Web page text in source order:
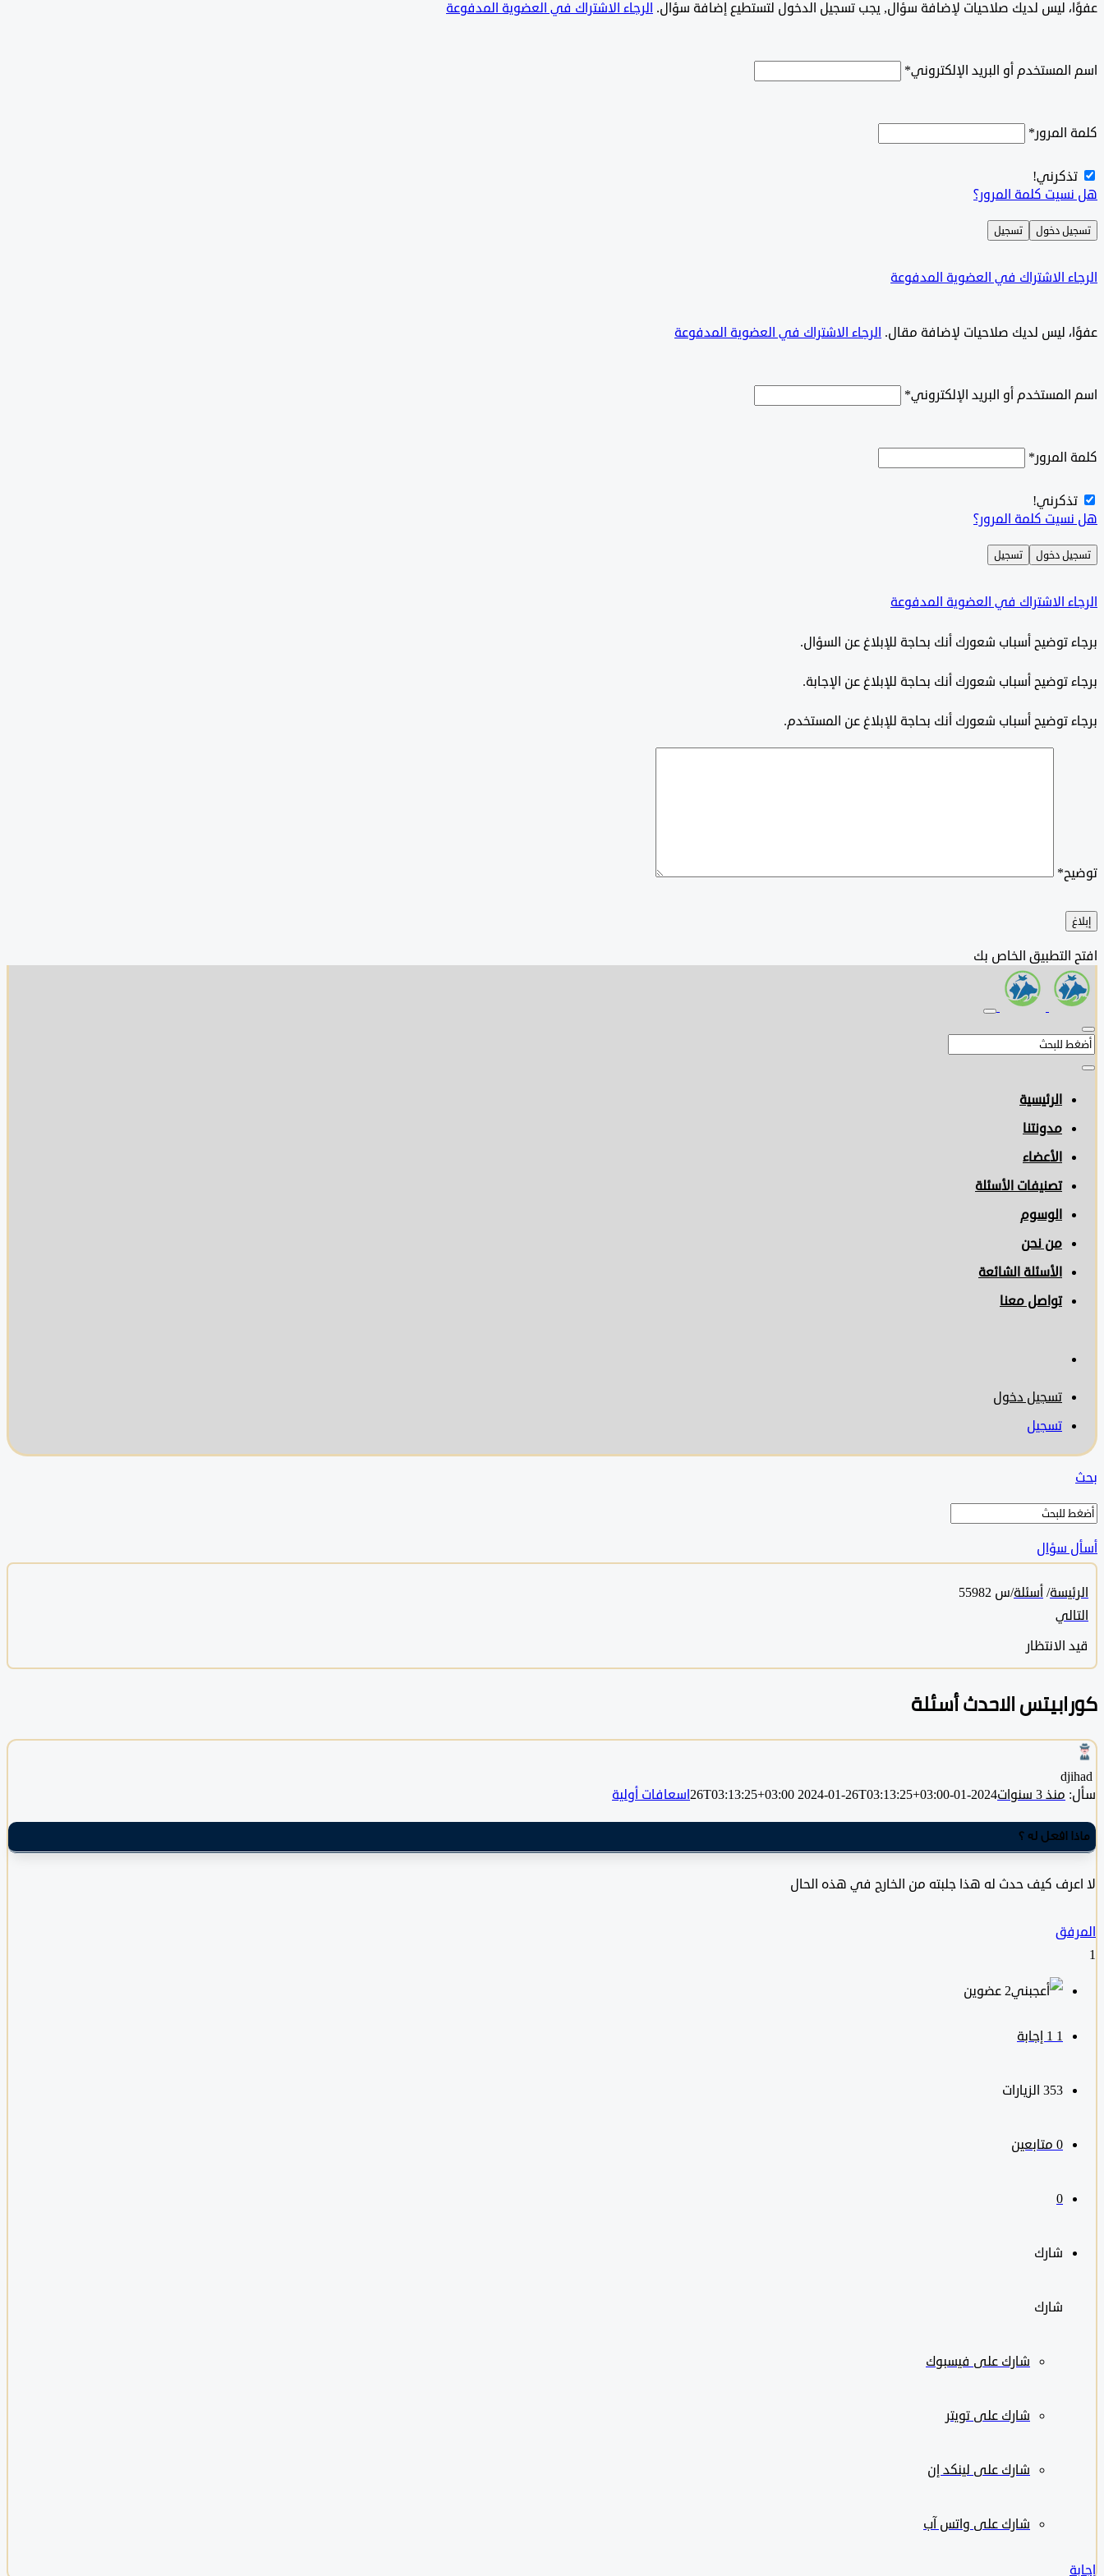
‫‫‫عفوًا، ليس لديك صلاحيات لإضافة سؤال, يجب تسجيل الدخول لتستطيع إضافة سؤال. الرجاء الاشتراك في العضوية المدفوعة
اسم المستخدم أو البريد الإلكتروني*
كلمة المرور*
تذكرني!
هل نسيت كلمة المرور؟
تسجيل دخول تسجيل
الرجاء الاشتراك في العضوية المدفوعة
‫‫عفوًا، ليس لديك صلاحيات لإضافة مقال. الرجاء الاشتراك في العضوية المدفوعة
اسم المستخدم أو البريد الإلكتروني*
كلمة المرور*
تذكرني!
هل نسيت كلمة المرور؟
تسجيل دخول تسجيل
الرجاء الاشتراك في العضوية المدفوعة
برجاء توضيح أسباب شعورك أنك بحاجة للإبلاغ عن السؤال.
برجاء توضيح أسباب شعورك أنك بحاجة للإبلاغ عن الإجابة.
برجاء توضيح أسباب شعورك أنك بحاجة للإبلاغ عن المستخدم.
توضيح*
إبلاغ
افتح التطبيق الخاص بك
الرئيسية
مدونتنا
الأعضاء
تصنيفات الأسئلة
الوسوم
من نحن
الأسئلة الشائعة
تواصل معنا
تسجيل دخول
تسجيل
بحث
أسأل سؤال
الرئيسة/أسئلة/س 55982
التالي
قيد الانتظار
كورابيتس الاحدث أسئلة
djihad ‎
سأل: منذ 3 سنوات 2024-01-26T03:13:25+03:00
2024-01-26T03:13:25+03:00 اسعافات أولية
ماذا افعل له ؟
لا اعرف كيف حدث له هذا جلبته من الخارج في هذه الحال
المرفق
1
‫2 عضوين
1 ‫1 إجابة
353 الزيارات
0 متابعين
0
شارك
شارك
شارك على فيسبوك
شارك على تويتر
شارك على لينكد إن
شارك على واتس آب
إجابة